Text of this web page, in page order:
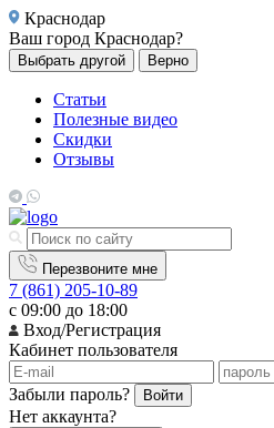
Краснодар
Ваш город Краснодар?
Выбрать другой Верно
Статьи
Полезные видео
Скидки
Отзывы
Перезвоните мне
7 (861) 205-10-89
с 09:00 до 18:00
Вход/Регистрация
Кабинет пользователя
Забыли пароль? Войти
Нет аккаунта?